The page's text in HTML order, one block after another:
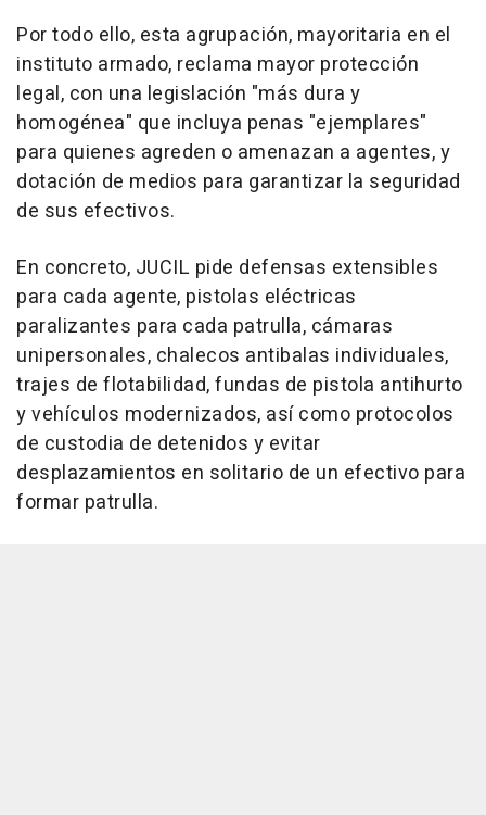
Por todo ello, esta agrupación, mayoritaria en el
instituto armado, reclama mayor protección
legal, con una legislación "más dura y
homogénea" que incluya penas "ejemplares"
para quienes agreden o amenazan a agentes, y
dotación de medios para garantizar la seguridad
de sus efectivos.
En concreto, JUCIL pide defensas extensibles
para cada agente, pistolas eléctricas
paralizantes para cada patrulla, cámaras
unipersonales, chalecos antibalas individuales,
trajes de flotabilidad, fundas de pistola antihurto
y vehículos modernizados, así como protocolos
de custodia de detenidos y evitar
desplazamientos en solitario de un efectivo para
formar patrulla.